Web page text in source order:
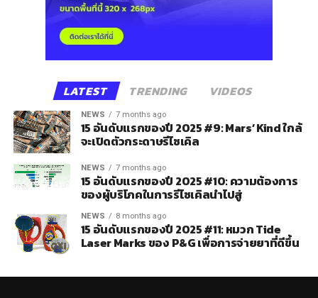
LATEST TRENDING VIDEOS
NEWS 7 months ago
15 อันดับแรกของปี 2025 #9: Mars’ Kind ใกล้
จะเปิดตัวกระดาษรีไซเคิล
NEWS 7 months ago
15 อันดับแรกของปี 2025 #10: ความต้องการ
ของผู้บริโภคในการรีไซเคิลนำไปสู่
NEWS 8 months ago
15 อันดับแรกของปี 2025 #11: หมวก Tide
Laser Marks ของ P&G เพื่อการจ่ายยาที่ดีขึ้น